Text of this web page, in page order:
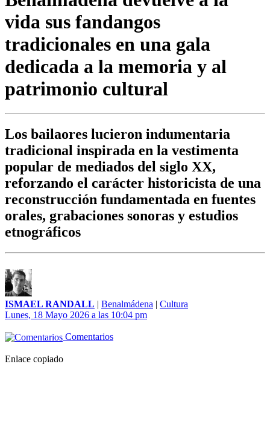
vida sus fandangos
tradicionales en una gala
dedicada a la memoria y al
patrimonio cultural
Los bailaores lucieron indumentaria
tradicional inspirada en la vestimenta
popular de mediados del siglo XX,
reforzando el carácter historicista de una
reconstrucción fundamentada en fuentes
orales, grabaciones sonoras y estudios
etnográficos
ISMAEL RANDALL | Benalmádena | Cultura
Lunes, 18 Mayo 2026 a las 10:04 pm
Comentarios
Enlace copiado